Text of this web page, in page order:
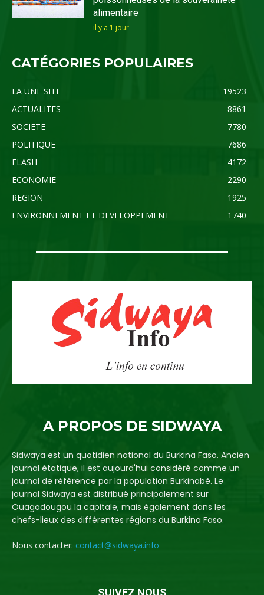
alimentaire
il y'a 1 jour
CATÉGORIES POPULAIRES
LA UNE SITE
19523
ACTUALITES
8861
SOCIETE
7780
POLITIQUE
7686
FLASH
4172
ECONOMIE
2290
REGION
1925
ENVIRONNEMENT ET DEVELOPPEMENT
1740
A PROPOS DE SIDWAYA
Sidwaya est un quotidien national du Burkina Faso. Ancien
journal étatique, il est aujourd'hui considéré comme un
journal de référence par la population Burkinabè. Le
journal Sidwaya est distribué principalement sur
Ouagadougou la capitale, mais également dans les
chefs-lieux des différentes régions du Burkina Faso.
Nous contacter: contact@sidwaya.info
SUIVEZ NOUS